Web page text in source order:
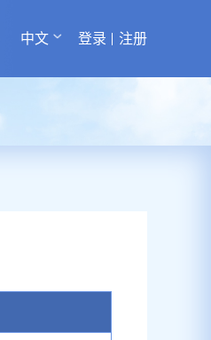
中文 登录 注册